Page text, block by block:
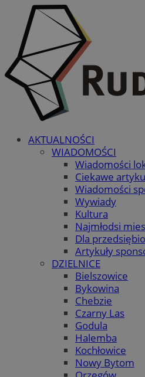
AKTUALNOŚCI
WIADOMOŚCI
Wiadomości
Ciekawe
Wiadomości
Wywiady
Kultura
Najmłodsi
Dla
Artykuły
DZIELNICE
Bielszowice
Bykowina
Chebzie
Czarny Las
Godula
Halemba
Kochłowice
Nowy Bytom